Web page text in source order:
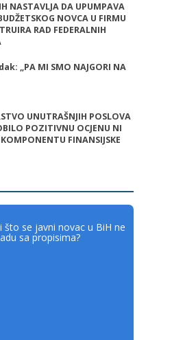
NASTAVLJA DA UPUMPAVA
NOVCA U FIRMU
RAD FEDERALNIH
„PA MI SMO NAJGORI NA
UNUTRAŠNJIH POSLOVA
POZITIVNU OCJENU NI
FINANSIJSKE
se javni novac u BiH ne
sa propisima?